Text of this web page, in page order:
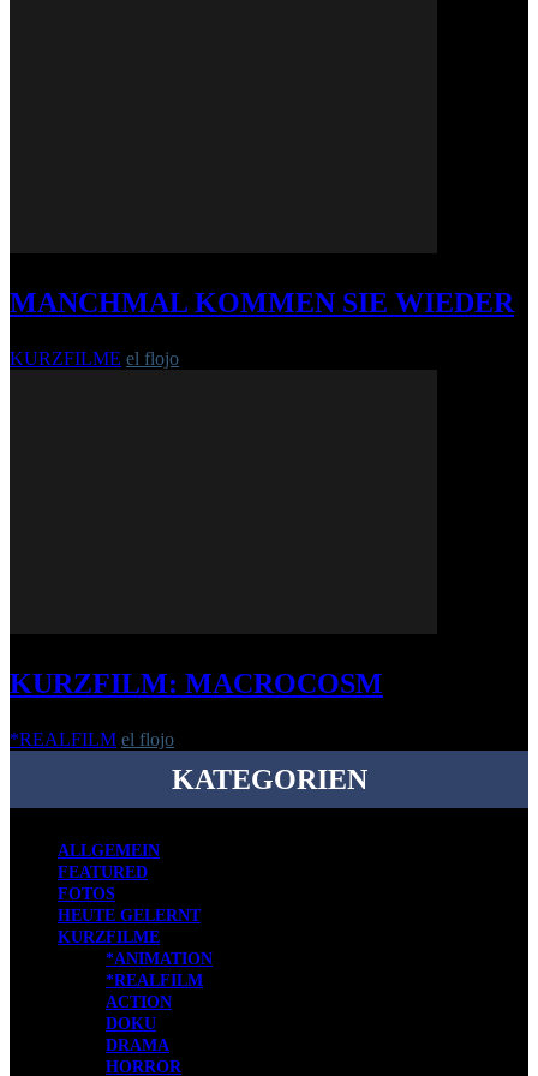
MANCHMAL KOMMEN SIE WIEDER
KURZFILME el flojo
KURZFILM: MACROCOSM
*REALFILM el flojo
KATEGORIEN
ALLGEMEIN
FEATURED
FOTOS
HEUTE GELERNT
KURZFILME
*ANIMATION
*REALFILM
ACTION
DOKU
DRAMA
HORROR